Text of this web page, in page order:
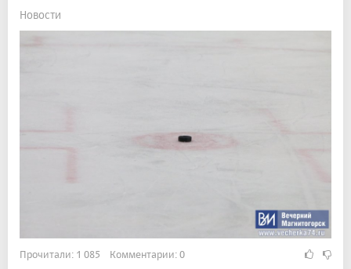
Новости
Прочитали: 1 085 Комментарии: 0